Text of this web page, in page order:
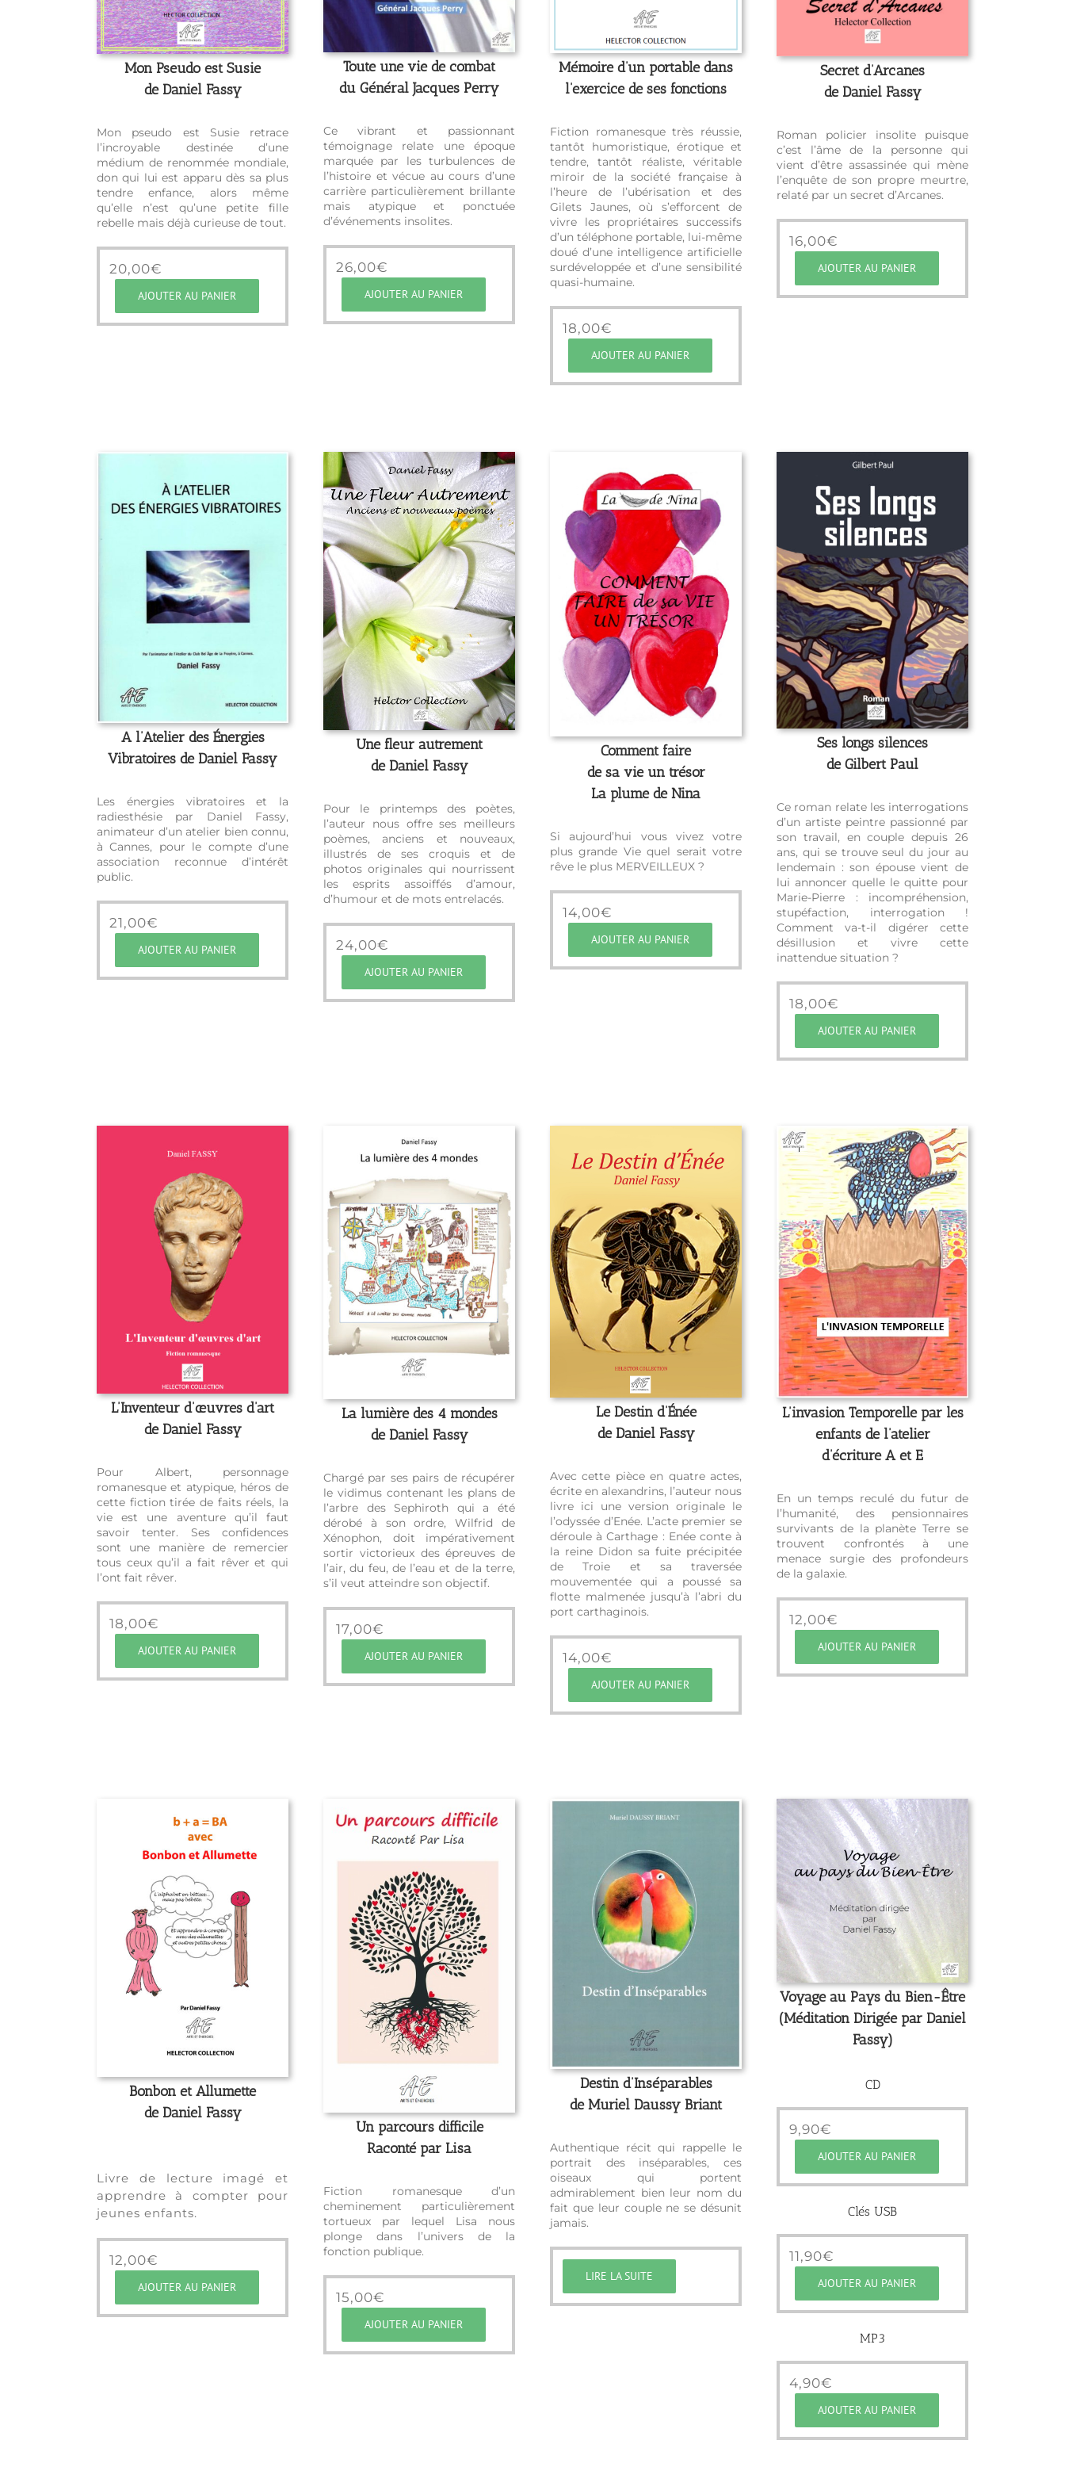
Mon Pseudo est Susie
de Daniel Fassy
Mon pseudo est Susie retrace
l’incroyable destinée d’une
médium de renommée mondiale,
don qui lui est apparu dès sa plus
tendre enfance, alors même
qu’elle n’est qu’une petite fille
rebelle mais déjà curieuse de tout.
20,00€
AJOUTER AU PANIER
Toute une vie de combat
du Général Jacques Perry
Ce vibrant et passionnant
témoignage relate une époque
marquée par les turbulences de
l’histoire et vécue au cours d’une
carrière particulièrement brillante
mais atypique et ponctuée
d’événements insolites.
26,00€
AJOUTER AU PANIER
Mémoire d’un portable dans
l’exercice de ses fonctions
Fiction romanesque très réussie,
tantôt humoristique, érotique et
tendre, tantôt réaliste, véritable
miroir de la société française à
l’heure de l’ubérisation et des
Gilets Jaunes, où s’efforcent de
vivre les propriétaires successifs
d’un téléphone portable, lui-même
doué d’une intelligence artificielle
surdéveloppée et d’une sensibilité
quasi-humaine.
18,00€
AJOUTER AU PANIER
Secret d’Arcanes
de Daniel Fassy
Roman policier insolite puisque
c’est l’âme de la personne qui
vient d’être assassinée qui mène
l’enquête de son propre meurtre,
relaté par un secret d’Arcanes.
16,00€
AJOUTER AU PANIER
A l’Atelier des Énergies
Vibratoires de Daniel Fassy
Les énergies vibratoires et la
radiesthésie par Daniel Fassy,
animateur d’un atelier bien connu,
à Cannes, pour le compte d’une
association reconnue d’intérêt
public.
21,00€
AJOUTER AU PANIER
Une fleur autrement
de Daniel Fassy
Pour le printemps des poètes,
l’auteur nous offre ses meilleurs
poèmes, anciens et nouveaux,
illustrés de ses croquis et de
photos originales qui nourrissent
les esprits assoiffés d’amour,
d’humour et de mots entrelacés.
24,00€
AJOUTER AU PANIER
Comment faire
de sa vie un trésor
La plume de Nina
Si aujourd’hui vous vivez votre
plus grande Vie quel serait votre
rêve le plus MERVEILLEUX ?
14,00€
AJOUTER AU PANIER
Ses longs silences
de Gilbert Paul
Ce roman relate les interrogations
d’un artiste peintre passionné par
son travail, en couple depuis 26
ans, qui se trouve seul du jour au
lendemain : son épouse vient de
lui annoncer quelle le quitte pour
Marie-Pierre : incompréhension,
stupéfaction, interrogation !
Comment va-t-il digérer cette
désillusion et vivre cette
inattendue situation ?
18,00€
AJOUTER AU PANIER
L’Inventeur d’œuvres d’art
de Daniel Fassy
Pour Albert, personnage
romanesque et atypique, héros de
cette fiction tirée de faits réels, la
vie est une aventure qu’il faut
savoir tenter. Ses confidences
sont une manière de remercier
tous ceux qu’il a fait rêver et qui
l’ont fait rêver.
18,00€
AJOUTER AU PANIER
La lumière des 4 mondes
de Daniel Fassy
Chargé par ses pairs de récupérer
le vidimus contenant les plans de
l’arbre des Sephiroth qui a été
dérobé à son ordre, Wilfrid de
Xénophon, doit impérativement
sortir victorieux des épreuves de
l’air, du feu, de l’eau et de la terre,
s’il veut atteindre son objectif.
17,00€
AJOUTER AU PANIER
Le Destin d’Énée
de Daniel Fassy
Avec cette pièce en quatre actes,
écrite en alexandrins, l’auteur nous
livre ici une version originale le
l’odyssée d’Enée. L’acte premier se
déroule à Carthage : Enée conte à
la reine Didon sa fuite précipitée
de Troie et sa traversée
mouvementée qui a poussé sa
flotte malmenée jusqu’à l’abri du
port carthaginois.
14,00€
AJOUTER AU PANIER
L’invasion Temporelle par les
enfants de l’atelier
d’écriture A et E
En un temps reculé du futur de
l’humanité, des pensionnaires
survivants de la planète Terre se
trouvent confrontés à une
menace surgie des profondeurs
de la galaxie.
12,00€
AJOUTER AU PANIER
Bonbon et Allumette
de Daniel Fassy
Livre de lecture imagé et
apprendre à compter pour
jeunes enfants.
12,00€
AJOUTER AU PANIER
Un parcours difficile
Raconté par Lisa
Fiction romanesque d’un
cheminement particulièrement
tortueux par lequel Lisa nous
plonge dans l’univers de la
fonction publique.
15,00€
AJOUTER AU PANIER
Destin d’Inséparables
de Muriel Daussy Briant
Authentique récit qui rappelle le
portrait des inséparables, ces
oiseaux qui portent
admirablement bien leur nom du
fait que leur couple ne se désunit
jamais.
LIRE LA SUITE
Voyage au Pays du Bien-Être
(Méditation Dirigée par Daniel
Fassy)
CD
9,90€
AJOUTER AU PANIER
Clés USB
11,90€
AJOUTER AU PANIER
MP3
4,90€
AJOUTER AU PANIER